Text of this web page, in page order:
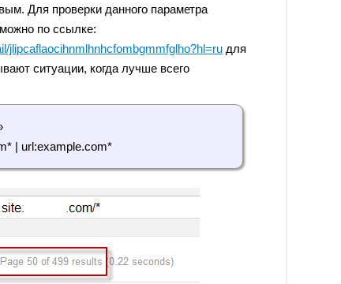
Для проверки данного параметра
по ссылке:
jlipcaflaocihnmlhnhcfombgmmfglho?hl=ru для
ситуации, когда лучше всего
| url:example.com*